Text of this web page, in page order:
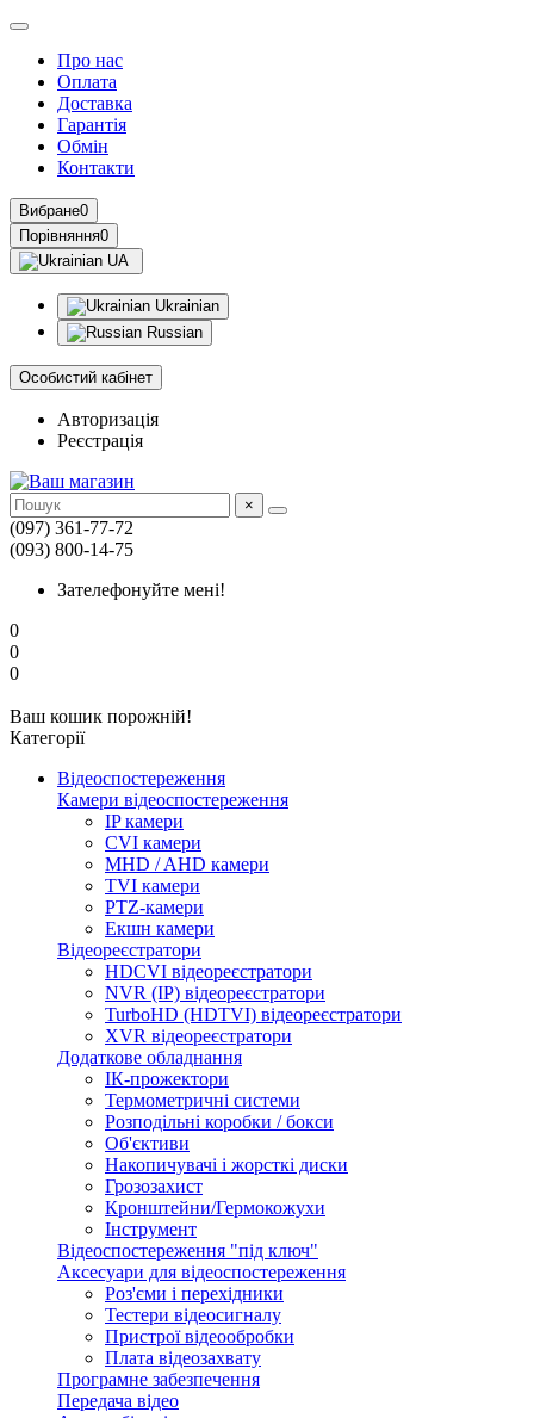
Про нас
Оплата
Доставка
Гарантія
Обмін
Контакти
Вибране0
Порівняння0
UA
Ukrainian
Russian
Особистий кабінет
Авторизація
Реєстрація
×
(097) 361-77-72
(093) 800-14-75
Зателефонуйте мені!
0
0
0
Ваш кошик порожній!
Категорії
Відеоспостереження
Камери відеоспостереження
IP камери
CVI камери
MHD / AHD камери
TVI камери
PTZ-камери
Екшн камери
Відеореєстратори
HDCVI відеореєстратори
NVR (IP) відеореєстратори
TurboHD (HDTVI) відеореєстратори
XVR відеореєстратори
Додаткове обладнання
ІК-прожектори
Термометричні системи
Розподільні коробки / бокси
Об'єктиви
Накопичувачі і жорсткі диски
Грозозахист
Кронштейни/Гермокожухи
Інструмент
Відеоспостереження "під ключ"
Аксесуари для відеоспостереження
Роз'єми і перехідники
Тестери відеосигналу
Пристрої відеообробки
Плата відеозахвату
Програмне забезпечення
Передача відео